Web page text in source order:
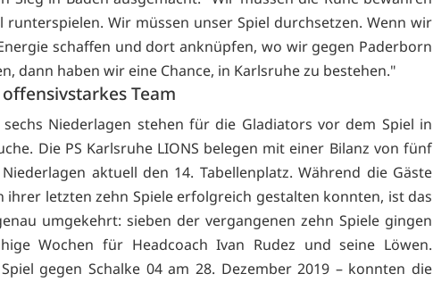
runterspielen. Wir müssen unser Spiel durchsetzen. Wenn wir
schaffen und dort anknüpfen, wo wir gegen Paderborn
dann haben wir eine Chance, in Karlsruhe zu bestehen."
Team
sechs Niederlagen stehen für die Gladiators vor dem Spiel in
Die PS Karlsruhe LIONS belegen mit einer Bilanz von fünf
aktuell den 14. Tabellenplatz. Während die Gäste
ihrer letzten zehn Spiele erfolgreich gestalten konnten, ist das
umgekehrt: sieben der vergangenen zehn Spiele gingen
Wochen für Headcoach Ivan Rudez und seine Löwen.
gegen Schalke 04 am 28. Dezember 2019 – konnten die